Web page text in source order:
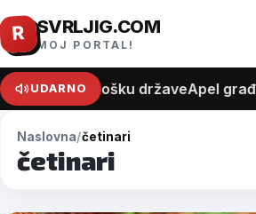
Pređi
na
sadržaj
R SVRLJIG.COM
MOJ PORTAL!
UDARNO
recept o trošku državeApel
Naslovna četinari
četinari